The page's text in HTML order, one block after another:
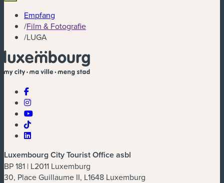
Empfang
/Film & Fotografie
/LUGA
Luxembourg City Tourist Office asbl
BP 181 | L2011 Luxemburg
30, Place Guillaume II, L1648 Luxemburg